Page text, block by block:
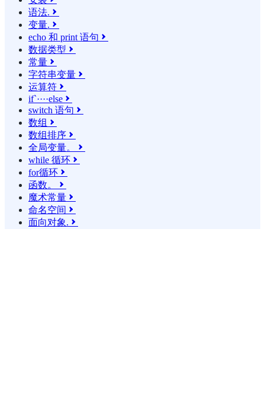
语法. 
变量. 
echo 和 print 语句 
数据类型 
常量 
字符串变量 
运算符 
if`····else 
switch 语句 
数组 
数组排序 
全局变量。 
while 循环 
for循环 
函数。 
魔术常量 
命名空间 
面向对象. 